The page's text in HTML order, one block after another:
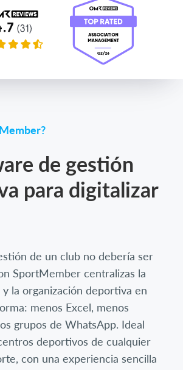
de gestión
para digitalizar
de un club no debería ser
SportMember centralizas la
la organización deportiva en
menos Excel, menos
grupos de WhatsApp. Ideal
deportivos de cualquier
con una experiencia sencilla